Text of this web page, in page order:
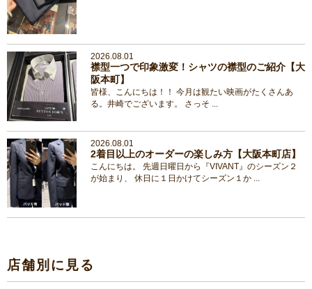
2026.08.01
襟型一つで印象激変！シャツの襟型のご紹介【大
阪本町】
皆様、こんにちは！！ 今月は観たい映画がたくさんあ
る。井崎でございます。 さっそ ...
2026.08.01
2着目以上のオーダーの楽しみ方【大阪本町店】
こんにちは。 先週日曜日から『VIVANT』のシーズン２
が始まり、 休日に１日かけてシーズン１か ...
店舗別に見る